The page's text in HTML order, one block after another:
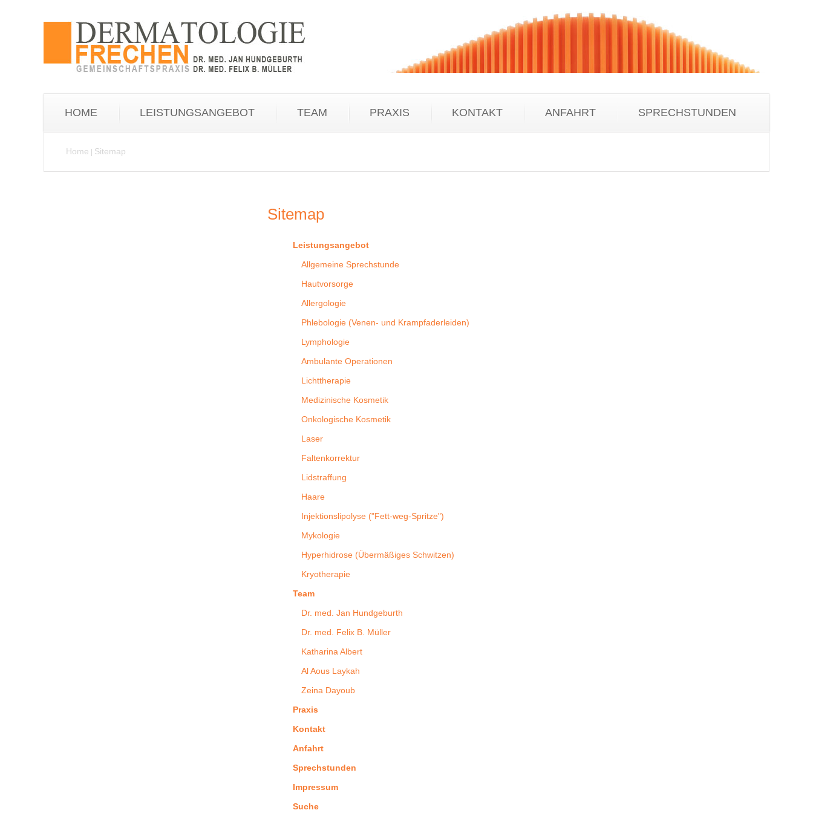
HOME LEISTUNGSANGEBOT TEAM PRAXIS KONTAKT ANFAHRT SPRECHSTUNDEN
Home Sitemap
Sitemap
Leistungsangebot
Allgemeine Sprechstunde
Hautvorsorge
Allergologie
Phlebologie (Venen- und Krampfaderleiden)
Lymphologie
Ambulante Operationen
Lichttherapie
Medizinische Kosmetik
Onkologische Kosmetik
Laser
Faltenkorrektur
Lidstraffung
Haare
Injektionslipolyse ("Fett-weg-Spritze")
Mykologie
Hyperhidrose (Übermäßiges Schwitzen)
Kryotherapie
Team
Dr. med. Jan Hundgeburth
Dr. med. Felix B. Müller
Katharina Albert
Al Aous Laykah
Zeina Dayoub
Praxis
Kontakt
Anfahrt
Sprechstunden
Impressum
Suche